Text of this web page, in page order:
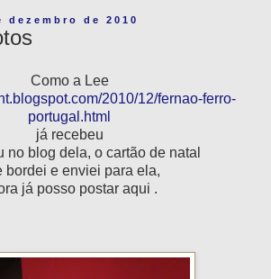
de 2010
Como a Lee
2010/12/fernao-ferro-
portugal.html
já recebeu
no blog dela, o cartão de natal
bordei e enviei para ela,
já posso postar aqui .